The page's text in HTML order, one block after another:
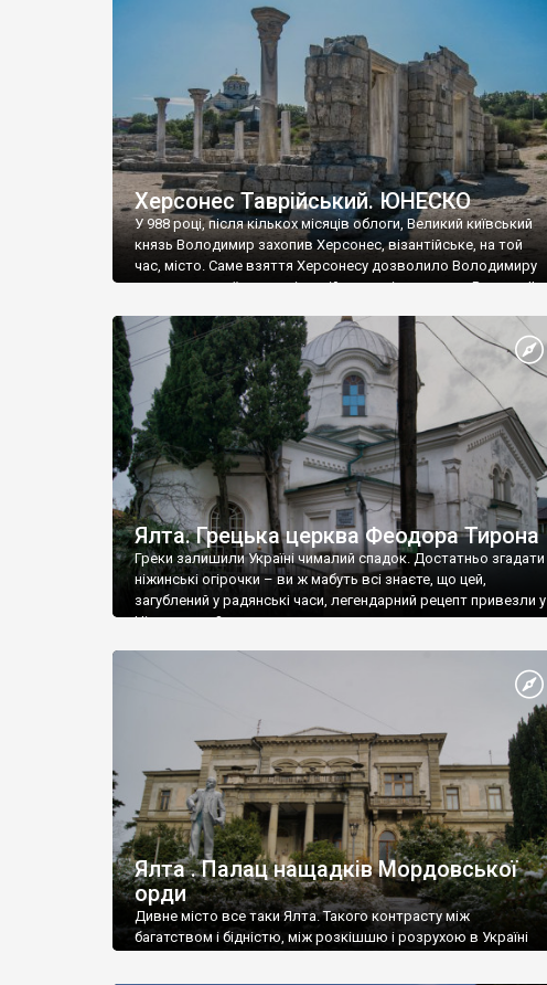
візантійської доби. Раритети викрадені з фондів об’єкту
культурної спадщини ЮНЕСКО «Херсонеса Таврійського».
Офіційно – на виставку «Золото Візантії», але експерти та
влада в Україні вважають це лише […]
Херсонес Таврійський. ЮНЕСКО
У 988 році, після кількох місяців облоги, Великий київський
князь Володимир захопив Херсонес, візантійське, на той
час, місто. Саме взяття Херсонесу дозволило Володимиру
диктувати свої умови візантійському імператору Василю ІІ,
Херсонесі Володимир-язичник, став Василем-
християнином. А потім було Хрещення Русі. На честь
Херсонесу Таврійського названо місто […]
Ялта. Грецька церква Феодора Тирона
Греки залишили Україні чималий спадок. Достатньо згадати
ніжинські огірочки – ви ж мабуть всі знаєте, що цей,
загублений у радянські часи, легендарний рецепт привезли у
Ніжин греки?
Ялта . Палац нащадків Мордовської
орди
Дивне місто все таки Ялта. Такого контрасту між
багатством і бідністю, між розкішшю і розрухою в Україні